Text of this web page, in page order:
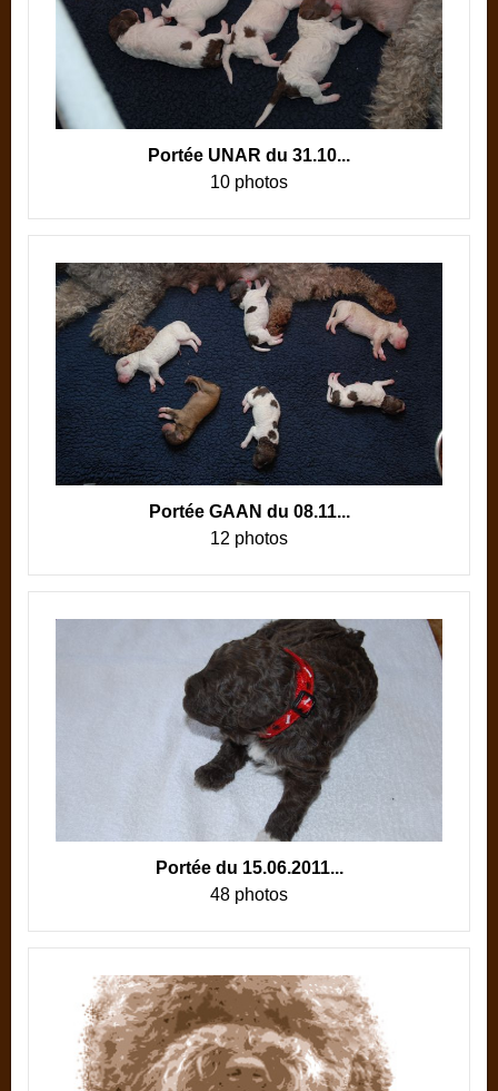
Portée UNAR du 31.10...
10 photos
Portée GAAN du 08.11...
12 photos
Portée du 15.06.2011...
48 photos